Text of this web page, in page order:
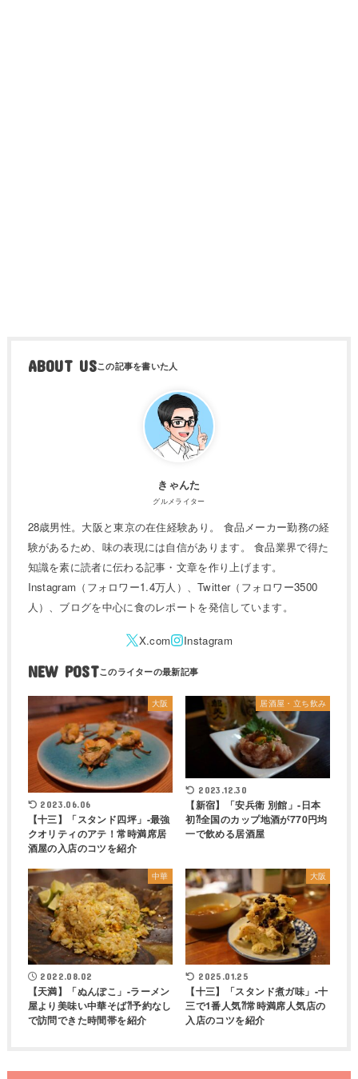
ABOUT US
きゃんた
グルメライター
28歳男性。大阪と東京の在住経験あり。 食品メーカー勤務の経
験があるため、味の表現には自信があります。 食品業界で得た
知識を素に読者に伝わる記事・文章を作り上げます。
Instagram（フォロワー1.4万人）、Twitter（フォロワー3500
人）、ブログを中心に食のレポートを発信しています。
NEW POST
大阪
2023.06.06
【十三】「スタンド四坪」-最強
クオリティのアテ！常時満席居
酒屋の入店のコツを紹介
居酒屋・立ち飲み
2023.12.30
【新宿】「安兵衛 別館」-日本
初⁈全国のカップ地酒が770円均
一で飲める居酒屋
中華
2022.08.02
【天満】「ぬんぽこ」-ラーメン
屋より美味い中華そば⁈予約なし
で訪問できた時間帯を紹介
大阪
2025.01.25
【十三】「スタンド煮ガ味」-十
三で1番人気⁈常時満席人気店の
入店のコツを紹介